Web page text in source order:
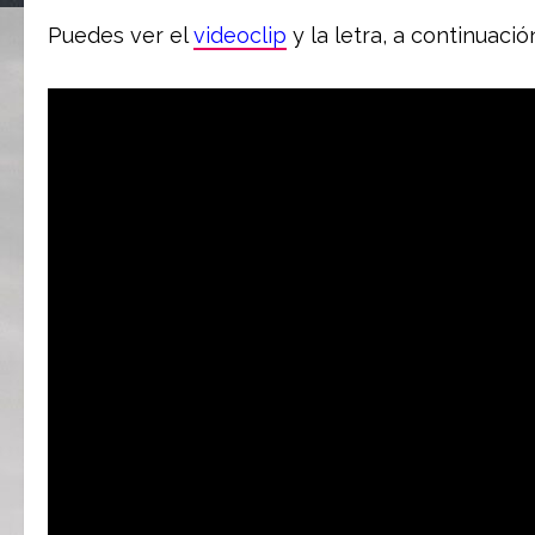
Puedes ver elvideoclip y la letra, a